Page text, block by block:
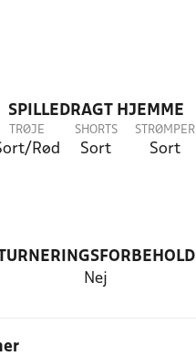
SPILLEDRAGT HJEMME
TRØJE
Rød
SHORTS
Sort
STRØMPER
Sort
Nej